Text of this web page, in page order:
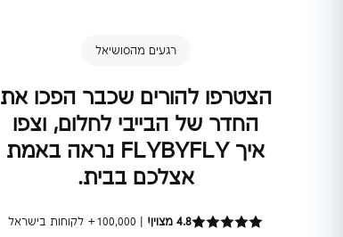
רגעים מהסושיאל
הצטרפו להורים שכבר הפכו את
החדר של הבייבי לחלום, וצפו
איך FLYBYFLY נראה באמת
אצלכם בבית.
4.8 מצוין!